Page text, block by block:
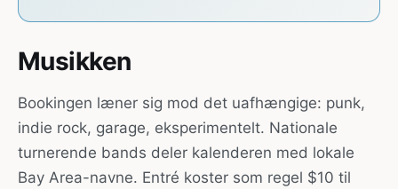
Musikken
Bookingen læner sig mod det uafhængige: punk,
indie rock, garage, eksperimentelt. Nationale
turnerende bands deler kalenderen med lokale
Bay Area-navne. Entré koster som regel $10 til